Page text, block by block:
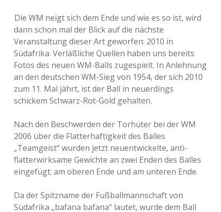
Die WM neigt sich dem Ende und wie es so ist, wird
dann schon mal der Blick auf die nächste
Veranstaltung dieser Art geworfen: 2010 in
Südafrika. Verläßliche Quellen haben uns bereits
Fotos des neuen WM-Balls zugespielt. In Anlehnung
an den deutschen WM-Sieg von 1954, der sich 2010
zum 11. Mal jährt, ist der Ball in neuerdings
schickem Schwarz-Rot-Gold gehalten.
Nach den Beschwerden der Torhüter bei der WM
2006 über die Flatterhaftigkeit des Balles
„Teamgeist“ wurden jetzt neuentwickelte, anti-
flatterwirksame Gewichte an zwei Enden des Balles
eingefügt: am oberen Ende und am unteren Ende.
Da der Spitzname der Fußballmannschaft von
Südafrika „bafana bafana“ lautet, wurde dem Ball